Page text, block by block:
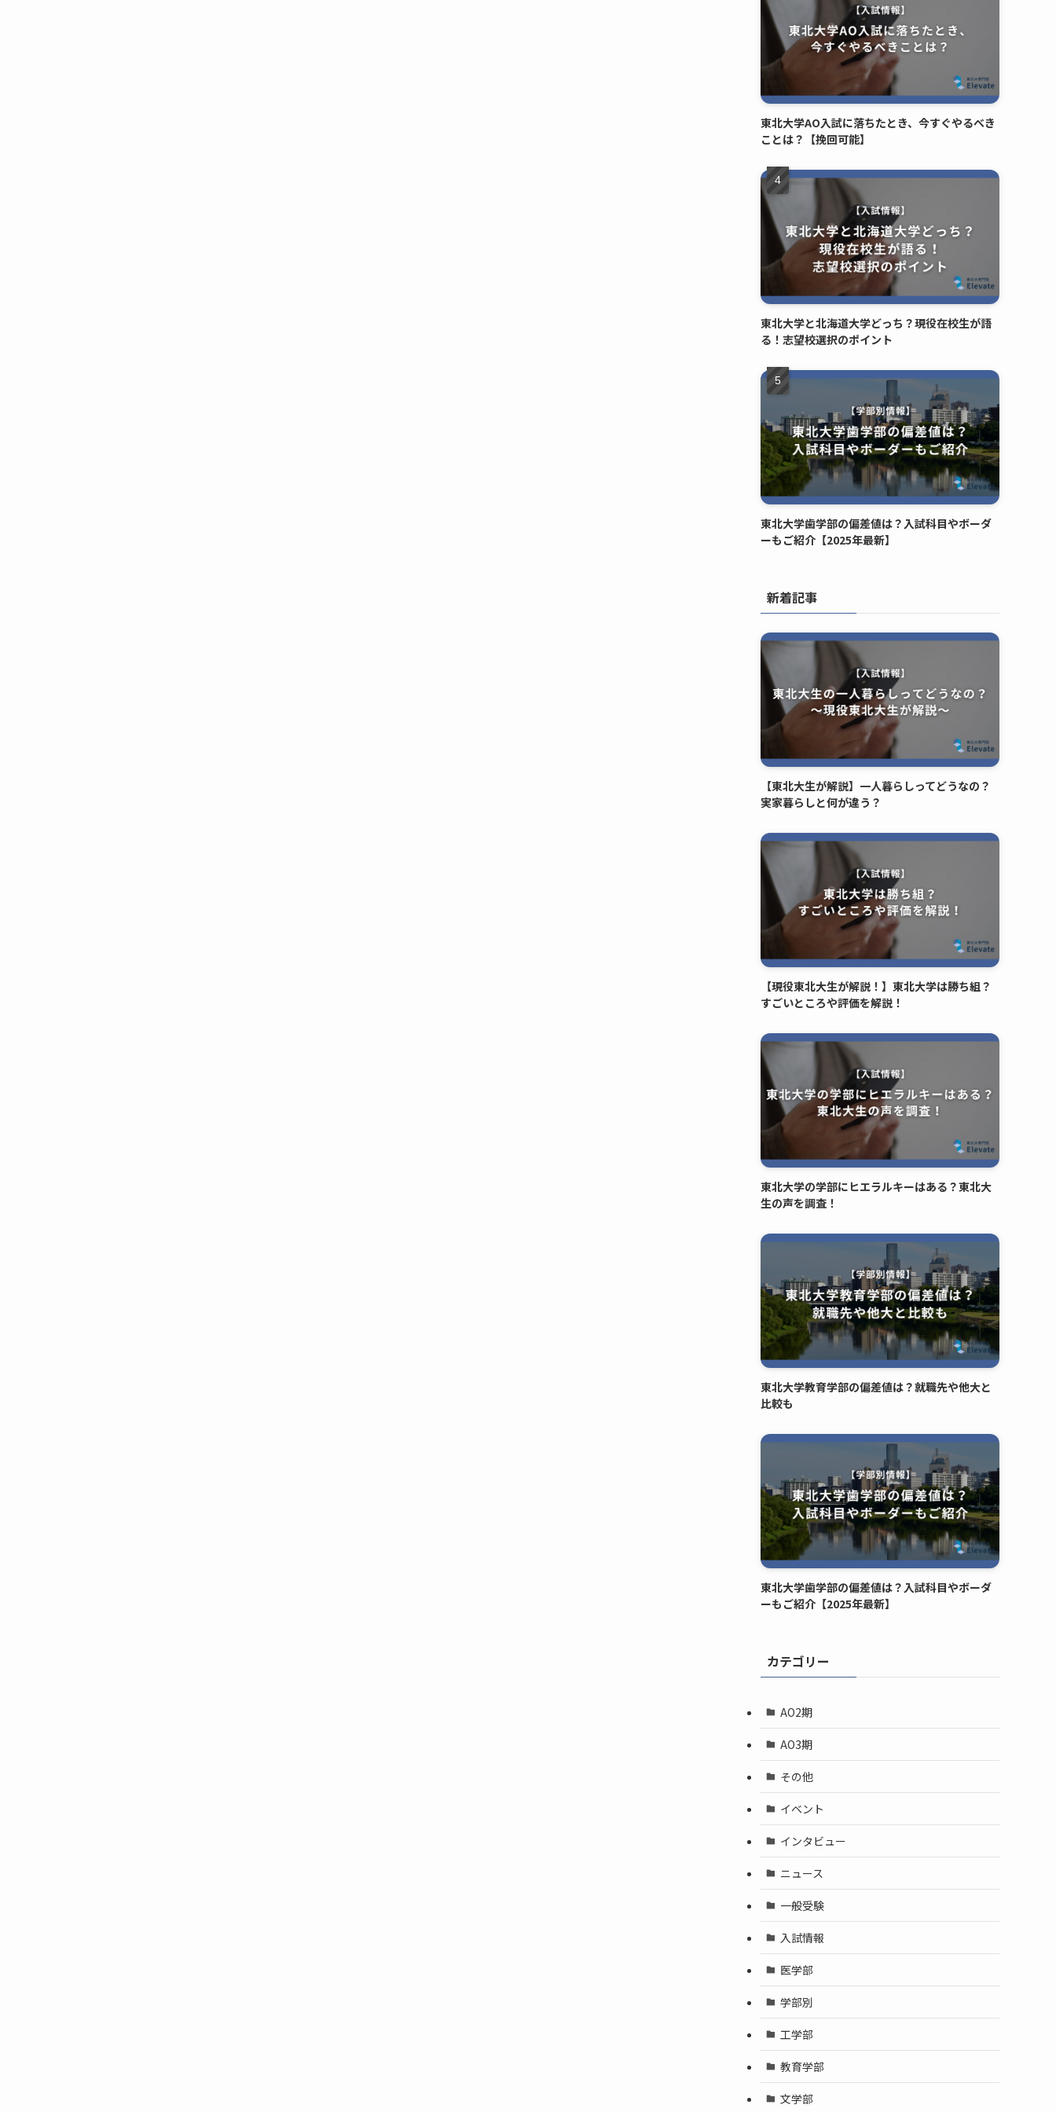
東北大学AO入試に落ちたとき、今すぐやるべき
ことは？【挽回可能】
東北大学と北海道大学どっち？現役在校生が語
る！志望校選択のポイント
東北大学歯学部の偏差値は？入試科目やボーダ
ーもご紹介【2025年最新】
新着記事
【東北大生が解説】一人暮らしってどうなの？
実家暮らしと何が違う？
【現役東北大生が解説！】東北大学は勝ち組？
すごいところや評価を解説！
東北大学の学部にヒエラルキーはある？東北大
生の声を調査！
東北大学教育学部の偏差値は？就職先や他大と
比較も
東北大学歯学部の偏差値は？入試科目やボーダ
ーもご紹介【2025年最新】
カテゴリー
AO2期
AO3期
その他
イベント
インタビュー
ニュース
一般受験
入試情報
医学部
学部別
工学部
教育学部
文学部